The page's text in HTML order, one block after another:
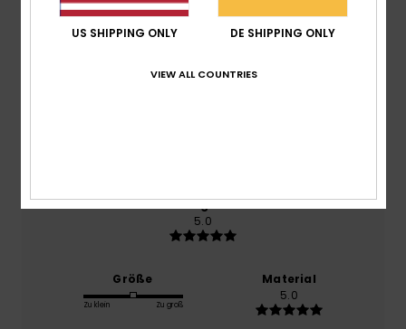
Preis-Leistungs-Verhältnis
5.0
Größe
Zu klein Zu groß
Material
5.0
US SHIPPING ONLY DE SHIPPING ONLY
VIEW ALL COUNTRIES